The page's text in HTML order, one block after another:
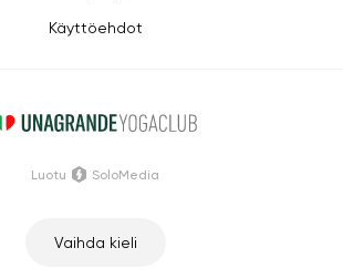
Käyttöehdot
Vaihda kieli
Luotu SoloMedia